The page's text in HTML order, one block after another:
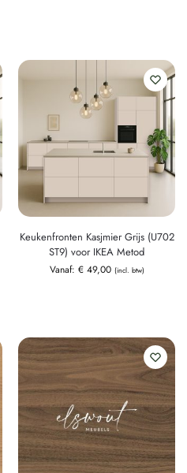
Keukenfronten Kasjmier Grijs (U702
ST9) voor IKEA Metod
Vanaf: €49,00 (incl. btw)